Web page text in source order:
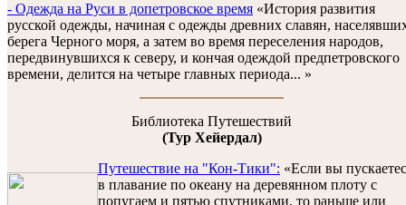
- Одежда на Руси в допетровское время «История развития
русской одежды, начиная с одежды древних славян,
берега Черного моря, а затем во время переселения народов,
передвинувшихся к северу, и кончая одеждой предпетровского
времени, делится на четыре главных периода... »
Библиотека Путешествий
(Тур Хейердал)
Путешествие на "Кон-Тики": «Если вы
в плавание по океану на деревянном плоту с
попугаем и пятью спутниками, то раньше или